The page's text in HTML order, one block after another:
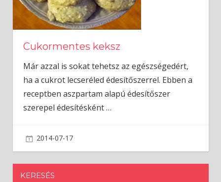
Cukormentes keksz
Már azzal is sokat tehetsz az egészségedért,
ha a cukrot lecseréled édesítőszerrel. Ebben a
receptben aszpartam alapú édesítőszer
szerepel édesítésként…
2014-07-17
KERESÉS